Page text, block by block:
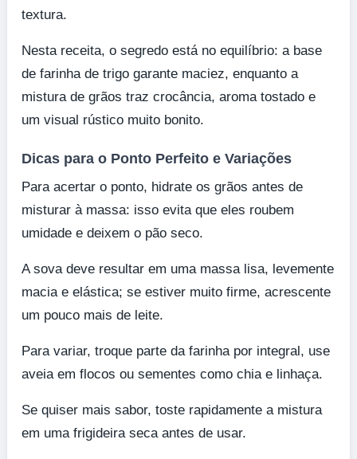
textura.
Nesta receita, o segredo está no equilíbrio: a base
de farinha de trigo garante maciez, enquanto a
mistura de grãos traz crocância, aroma tostado e
um visual rústico muito bonito.
Dicas para o Ponto Perfeito e Variações
Para acertar o ponto, hidrate os grãos antes de
misturar à massa: isso evita que eles roubem
umidade e deixem o pão seco.
A sova deve resultar em uma massa lisa, levemente
macia e elástica; se estiver muito firme, acrescente
um pouco mais de leite.
Para variar, troque parte da farinha por integral, use
aveia em flocos ou sementes como chia e linhaça.
Se quiser mais sabor, toste rapidamente a mistura
em uma frigideira seca antes de usar.